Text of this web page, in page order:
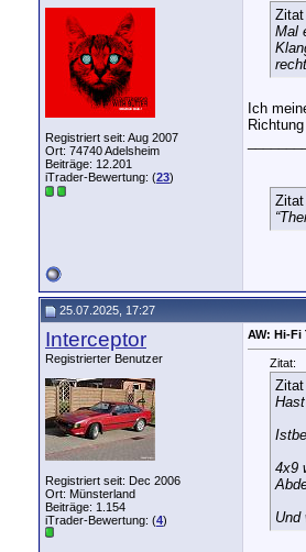
Registriert seit: Aug 2007
Ort: 74740 Adelsheim
Beiträge: 12.201
iTrader-Bewertung: (23)
Mal
Ich
25.07.2025, 17:27
Interceptor
Registrierter Benutzer
Registriert seit: Dec 2006
Ort: Münsterland
Beiträge: 1.154
iTrader-Bewertung: (4)
AW: Hi-
Zitat:
4x9
Und